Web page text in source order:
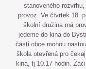
stanoveného
provoz. Ve čtvrtek 18.
školní družina má
jedeme do kina do
části obce mohou
škola otevřená pro
kina, tj 10.17 hodin.